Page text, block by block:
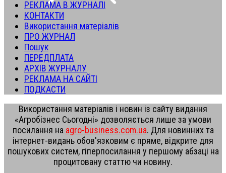
РЕКЛАМА В ЖУРНАЛІ
КОНТАКТИ
Використання матеріалів
ПРО ЖУРНАЛ
Пошук
ПЕРЕДПЛАТА
АРХІВ ЖУРНАЛУ
РЕКЛАМА НА САЙТІ
ПОДКАСТИ
Використання матеріалів і новин із сайту видання
«Агробізнес Сьогодні» дозволяється лише за умови
посилання на agro-business.com.ua. Для новинних та
інтернет-видань обов'язковим є пряме, відкрите для
пошукових систем, гіперпосилання у першому абзаці на
процитовану статтю чи новину.